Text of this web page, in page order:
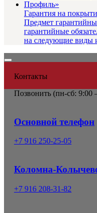
Гарантия на
Предмет
гарантийные
на следующие виды
Контакты
Позвонить (пн-сб: 9:00
Основной телефон
+7 916 250-25-05
Коломна-
+7 916 208-31-82